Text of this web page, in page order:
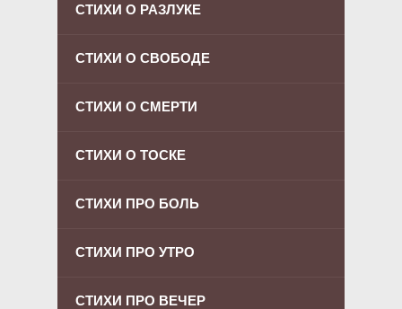
СТИХИ О РАЗЛУКЕ
СТИХИ О СВОБОДЕ
СТИХИ О СМЕРТИ
СТИХИ О ТОСКЕ
СТИХИ ПРО БОЛЬ
СТИХИ ПРО УТРО
СТИХИ ПРО ВЕЧЕР